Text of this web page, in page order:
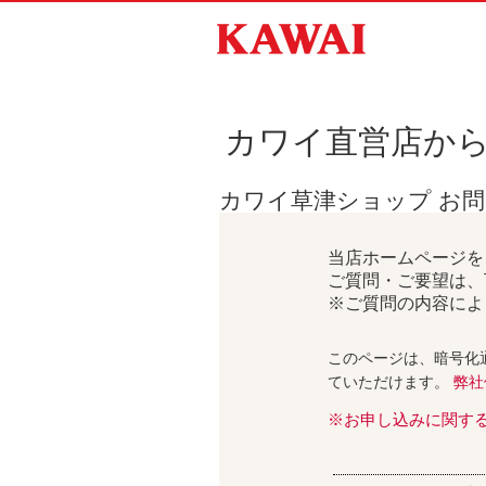
カワイ直営店か
カワイ草津ショップ お
当店ホームページ
ご質問・ご要望は
※ご質問の内容によ
このページは、暗号
ていただけます。 弊
※お申し込みに関す